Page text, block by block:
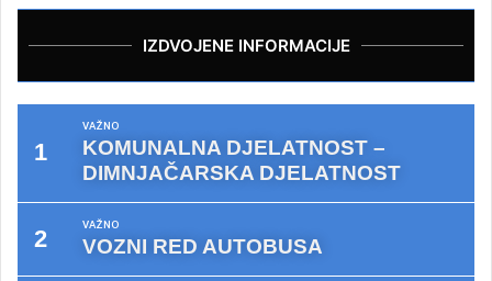
IZDVOJENE INFORMACIJE
VAŽNO
KOMUNALNA DJELATNOST –
DIMNJAČARSKA DJELATNOST
VAŽNO
VOZNI RED AUTOBUSA